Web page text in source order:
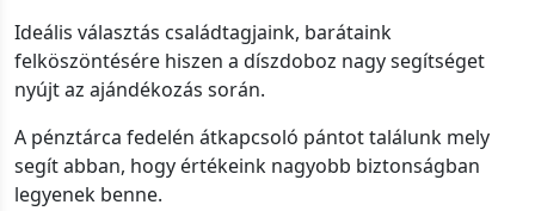
Ideális választás családtagjaink, barátaink
felköszöntésére hiszen a díszdoboz nagy segítséget
nyújt az ajándékozás során.
A pénztárca fedelén átkapcsoló pántot találunk mely
segít abban, hogy értékeink nagyobb biztonságban
legyenek benne.